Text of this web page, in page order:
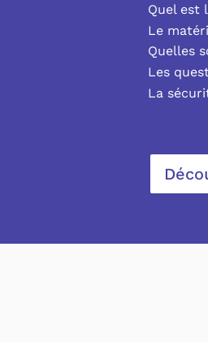
Quel est
Le
Quelles
Les
La